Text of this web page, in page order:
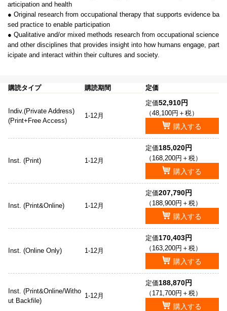
articipation and health
● Original research from occupational therapy that supports evidence ba
sed practice to enable participation
● Qualitative and/or mixed methods research from occupational science
and other disciplines that provides insight into how humans engage, part
icipate and interact within their cultures and society.
購読タイプ 購読期間 定価
Indiv.(Private Address)
(Print+Free Access)
1-12月
定価52,910円
（48,100円＋税）
購入する
Inst. (Print) 1-12月
定価185,020円
（168,200円＋税）
購入する
Inst. (Print&Online) 1-12月
定価207,790円
（188,900円＋税）
購入する
Inst. (Online Only) 1-12月
定価170,403円
（163,200円＋税）
購入する
Inst. (Print&Online/Witho
ut Backfile)
1-12月
定価188,870円
（171,700円＋税）
購入する